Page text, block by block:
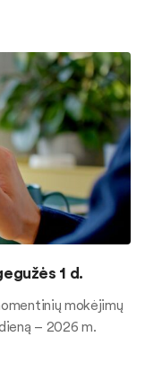
1 d.
mokėjimų
– 2026 m.